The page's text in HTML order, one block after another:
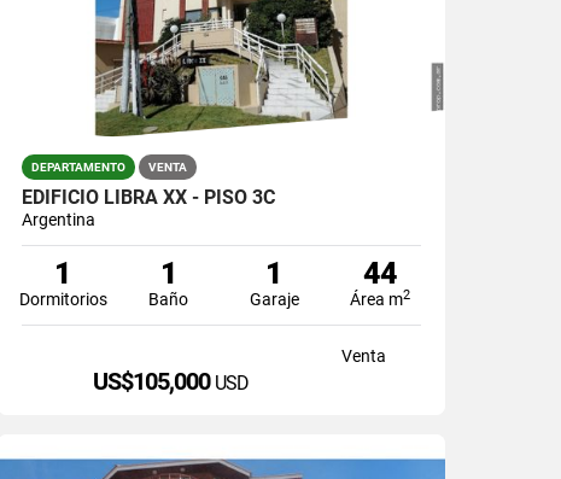
DEPARTAMENTO VENTA
EDIFICIO LIBRA XX - PISO 3C
Argentina
1
Dormitorios
1
Baño
1
Garaje
44
Área m2
Venta
US$105,000 USD